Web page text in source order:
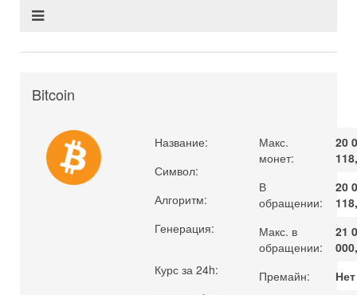
Bitcoin
Название:
Bitcoin
Символ:
Алгоритм:
SHA-256
Генерация:
POW
Курс за 24h:
26857.68
Макс.
монет:
20
В
обращении:
20
Макс. в
обращении:
21
Премайн:
Нет